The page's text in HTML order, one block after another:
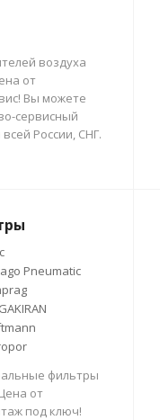
воздуха
от
Вы можете
сервисный
России, СНГ.
Pneumatic
фильтры
от
под ключ!